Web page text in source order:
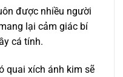
được nhiều người
lại cảm giác bí
cá tính.
quai xích ánh kim sẽ